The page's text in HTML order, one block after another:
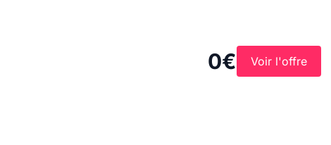
0€ Voir l'offre